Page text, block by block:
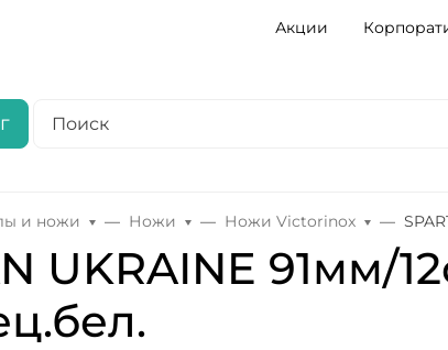
Акции
и ножи Ножи Ножи Victorinox
UKRAINE 91мм/